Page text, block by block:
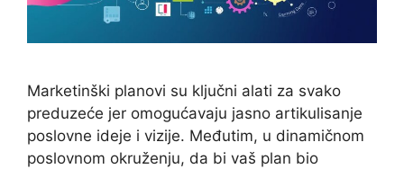
Marketinški planovi su ključni alati za svako
preduzeće jer omogućavaju jasno artikulisanje
poslovne ideje i vizije. Međutim, u dinamičnom
poslovnom okruženju, da bi vaš plan bio